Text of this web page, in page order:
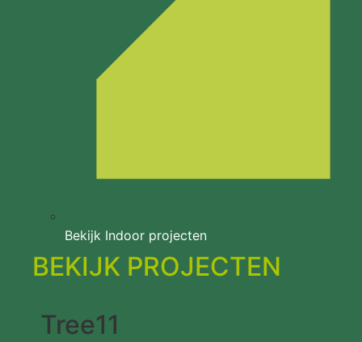
Bekijk Indoor projecten
BEKIJK PROJECTEN
Tree11